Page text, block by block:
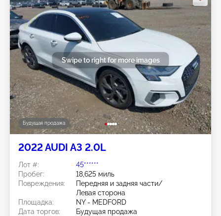
Будущая продажа
Swipe to right for more images
2022 AUDI A3 2.0L
Лот #:
45******
Пробег:
18,625 миль
Повреждения:
Передняя и задняя части/
Левая сторона
Площадка:
NY - MEDFORD
Дата торгов:
Будущая продажа